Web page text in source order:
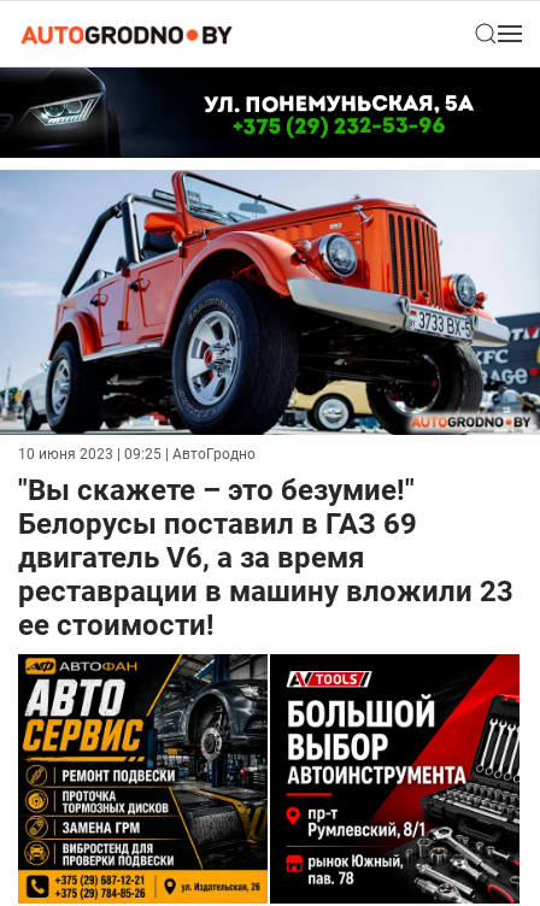
10 июня 2023 | 09:25 | АвтоГродно
"Вы скажете – это безумие!"
Белорусы поставил в ГАЗ 69
двигатель V6, а за время
реставрации в машину вложили 23
ее стоимости!